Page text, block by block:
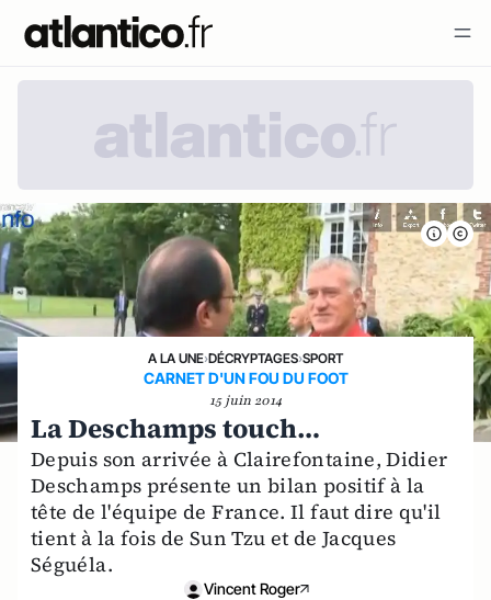
A LA UNE›DÉCRYPTAGES›SPORT
CARNET D'UN FOU DU FOOT
15 juin 2014
La Deschamps touch…
Depuis son arrivée à Clairefontaine, Didier
Deschamps présente un bilan positif à la
tête de l'équipe de France. Il faut dire qu'il
tient à la fois de Sun Tzu et de Jacques
Séguéla.
Vincent Roger